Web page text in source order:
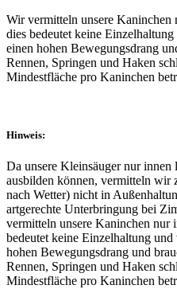
Wir vermitteln unsere Kaninchen
dies bedeutet keine
einen hohen Bewegungsdrang
Rennen, Springen und Haken
Mindestfläche pro Kaninchen
Hinweis:
Da unsere Kleinsäuger nur
ausbilden können, vermitteln
nach Wetter) nicht in
artgerechte Unterbringung bei
vermitteln unsere Kaninchen nur
bedeutet keine Einzelhaltung
hohen Bewegungsdrang und
Rennen, Springen und Haken
Mindestfläche pro Kaninchen